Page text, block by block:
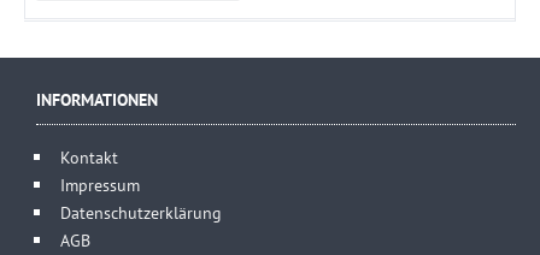
INFORMATIONEN
Kontakt
Impressum
Datenschutzerklärung
AGB